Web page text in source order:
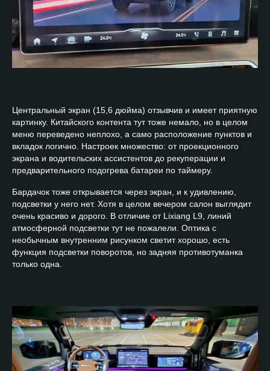
Центральный экран (15,6 дюйма) отзывчив и имеет приятную
картинку. Китайского контента тут тоже немало, но в целом
меню переведено неплохо, а само расположение пунктов и
вкладок логично. Настроек множество: от проекционного
экрана и водительских ассистентов до рекуперации и
предварительного подогрева батареи по таймеру.
Бардачок тоже открывается через экран, и к удивлению,
подсветки у него нет. Хотя в целом вечером салон выглядит
очень красиво и дорого. В отличие от Lixiang L9, линий
атмосферной подсветки тут не пожалели. Оптика с
необычным внутренним рисунком светит хорошо, есть
функция подсветки поворотов, но задняя противотуманка
только одна.